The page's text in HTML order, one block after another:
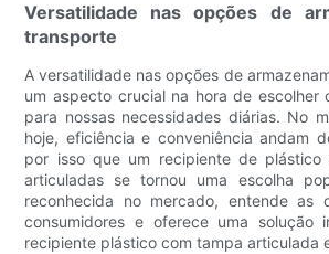
Versatilidade nas opções de
transporte
A versatilidade nas opções de
um aspecto crucial na hora de escolher
para nossas necessidades diárias. No
hoje, eficiência e conveniência andam
por isso que um recipiente de
articuladas se tornou uma escolha
reconhecida no mercado, entende as
consumidores e oferece uma solução
recipiente plástico com tampa articulada